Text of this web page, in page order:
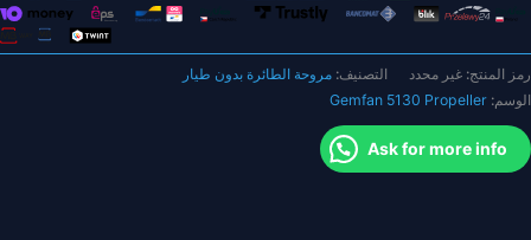
Crocodile5
Baby
مقاس
5
بوصة
لقطع
رمز المنتج: غير محدد التصنيف: مروحة الطائرة بدون طيار
الوسم: Gemfan 5130 Propeller
Ask for more info